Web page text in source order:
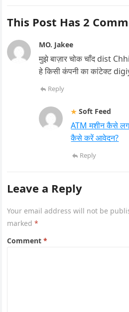
This Post Has 2
MO. Jakee
मुझे बाज़ार चोक चाँद dist
हे किसी कंपनी का कांटेक्ट
Reply
Soft Feed
ATM मशीन कैसे
कैसे करें आवेदन?
Reply
Leave a Reply
Your email address will not be
marked*
Comment*